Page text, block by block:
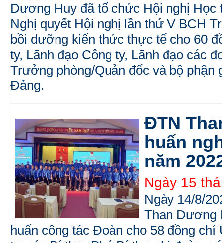
Dương Huy đã tổ chức Hội nghị Học
Nghị quyết Hội nghị lần thứ V BCH
bồi dưỡng kiến thức thực tế cho 60
ty, Lãnh đạo Công ty, Lãnh đạo các
Trưởng phòng/Quản đốc và bộ phận
Đảng.
ĐTN
huấn
năm
Ngày 15
Ngày 14/8/
Than Dương
huấn công tác Đoàn cho 58 đồng